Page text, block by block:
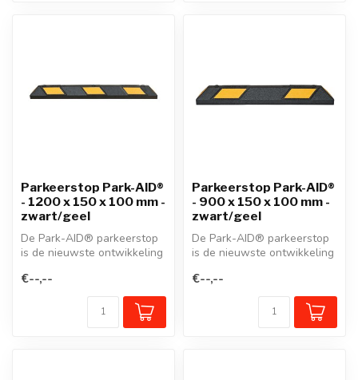
Parkeerstop Park-AID®
- 1200 x 150 x 100 mm -
zwart/geel
De Park-AID® parkeerstop
is de nieuwste ontwikkeling
wielstop...
€--,--
Parkeerstop Park-AID®
- 900 x 150 x 100 mm -
zwart/geel
De Park-AID® parkeerstop
is de nieuwste ontwikkeling
wielstop...
€--,--